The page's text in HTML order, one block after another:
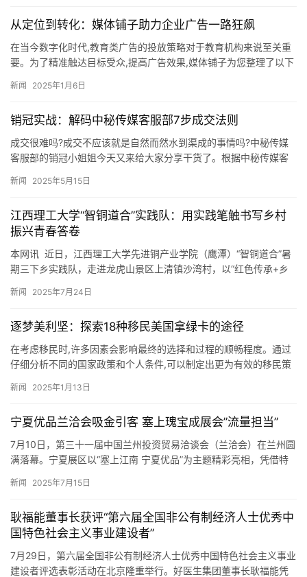
从定位到转化：媒体铺子助力企业广告一路狂飙
在当今数字化时代,教育类广告的投放策略对于教育机构来说至关重
要。为了精准触达目标受众,提高广告效果,媒体铺子为您整理了以下
新闻 2025年1月6日
销冠实战：解码中秘传媒客服部7步成交法则
成交很难吗?成交不应该就是自然而然水到渠成的事情吗?中秘传媒
客服部的销冠小姐姐今天又来给大家分享干货了。根据中秘传媒客
售…
新闻 2025年5月15日
江西理工大学“智铜道合”实践队：用实践笔触书写乡村
振兴青春答卷
本网讯 近日，江西理工大学先进铜产业学院（鹰潭）“智铜道合”暑
期三下乡实践队，走进龙虎山景区上清镇沙湾村，以“红色传承+乡
新闻 2025年7月24日
逐梦美利坚：探索18种移民美国拿绿卡的途径
在考虑移民时,许多因素会影响最终的选择和过程的顺畅程度。通过
仔细分析不同的国家政策和个人条件,可以制定出更为有效的移民策
新闻 2025年1月13日
宁夏优品兰洽会吸金引客 塞上瑰宝成展会”流量担当”
7月10日，第三十一届中国兰州投资贸易洽谈会（兰洽会）在兰州圆
满落幕。宁夏展区以“塞上江南 宁夏优品”为主题精彩亮相，凭借特
新闻 2025年7月15日
耿福能董事长获评“第六届全国非公有制经济人士优秀中
国特色社会主义事业建设者”
7月29日，第六届全国非公有制经济人士优秀中国特色社会主义事业
建设者评选表彰活动在北京隆重举行。好医生集团董事长耿福能凭